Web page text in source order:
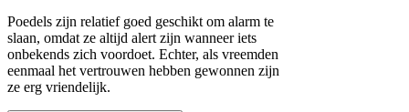
Poedels zijn relatief goed geschikt om alarm te
slaan, omdat ze altijd alert zijn wanneer iets
onbekends zich voordoet. Echter, als vreemden
eenmaal het vertrouwen hebben gewonnen zijn
ze erg vriendelijk.